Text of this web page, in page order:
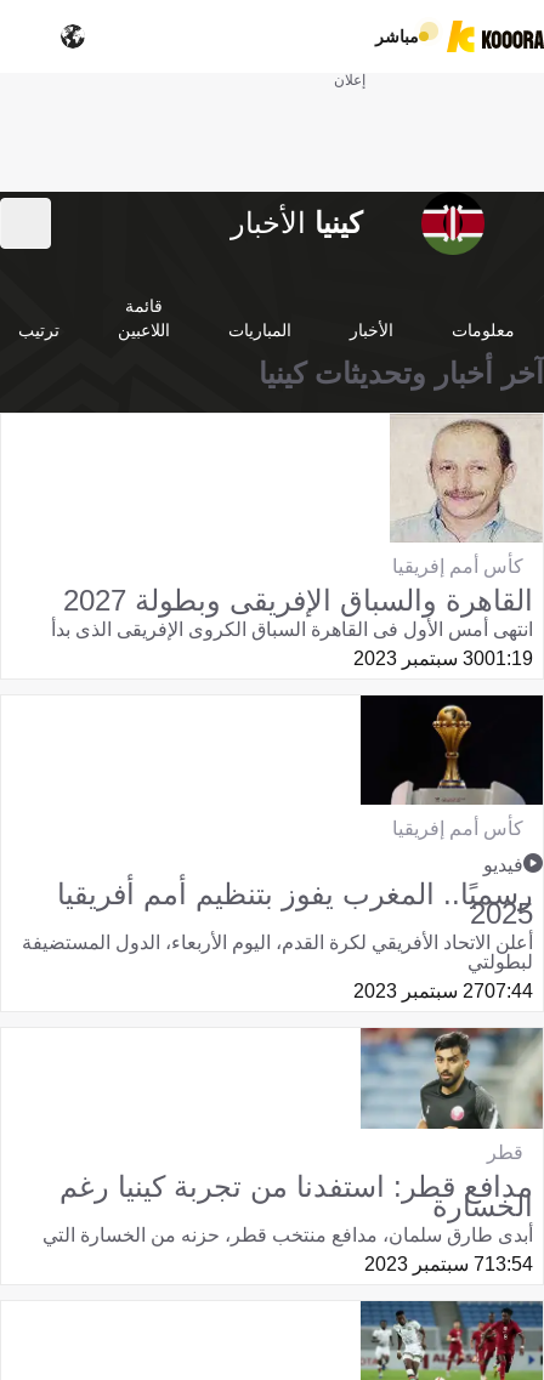
مباشر
إعلان
كينيا الأخبار
معلومات الأخبار المباريات
قائمة
اللاعبين
ترتيب
آخر أخبار وتحديثات كينيا
كأس أمم إفريقيا
القاهرة والسباق الإفريقى وبطولة 2027
انتهى أمس الأول فى القاهرة السباق الكروى الإفريقى الذى بدأ
01:1930 سبتمبر 2023
كأس أمم إفريقيا
فيديو
رسميًا.. المغرب يفوز بتنظيم أمم أفريقيا
2025
أعلن الاتحاد الأفريقي لكرة القدم، اليوم الأربعاء، الدول المستضيفة
لبطولتي
07:4427 سبتمبر 2023
قطر
مدافع قطر: استفدنا من تجربة كينيا رغم
الخسارة
أبدى طارق سلمان، مدافع منتخب قطر، حزنه من الخسارة التي
13:547 سبتمبر 2023